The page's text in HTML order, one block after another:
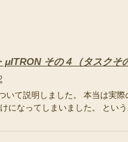
その４（タスクそ
いて説明しました。 本当は実
になってしまいました。 とい